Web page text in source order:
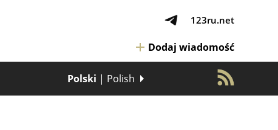
123ru.net
Dodaj wiadomość
Polski | Polish